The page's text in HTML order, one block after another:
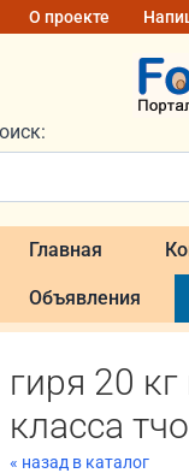
О проекте
Главная
Объявления
гиря 20
класса
« назад в каталог